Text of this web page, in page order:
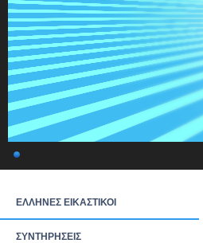
ΕΛΛΗΝΕΣ ΕΙΚΑΣΤΙΚΟΙ
ΣΥΝΤΗΡΗΣΕΙΣ